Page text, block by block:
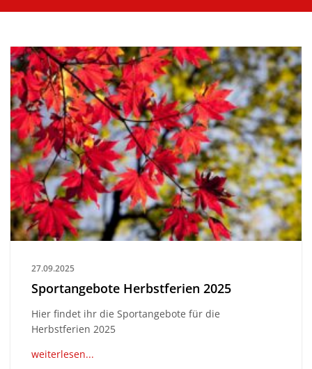
27.09.2025
Sportangebote Herbstferien 2025
Hier findet ihr die Sportangebote für die
Herbstferien 2025
weiterlesen...